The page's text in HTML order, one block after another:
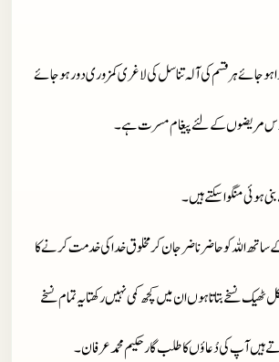
ہو جائے ہر قسم کی آلہ تناسل کی لاغری کمزوری دور ہو جائے
مریضوں کے لئے پیغام مسرت ہے۔
ہوئی منگوا سکتے ہیں۔
ساتھ اللہ کو حاضر ناضر جان کر مخلوق خدا کی خدمت کرنے کا
نسخے بتاتا ہوں ان میں کچھ کمی نہیں رکھتا یہ تمام نسخے
آپ کی دُعاؤں کا طلب گار حکیم محمد عرفان۔